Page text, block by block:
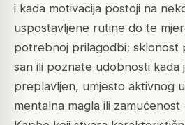
i kada motivacija postoji na
uspostavljene rutine do te
potrebnoj prilagodbi; sklonost
san ili poznate udobnosti kada
preplavljen, umjesto aktivnog
mentalna magla ili